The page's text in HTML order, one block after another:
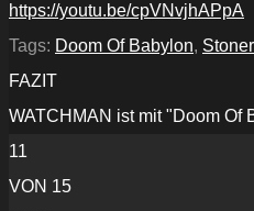
https://youtu.be/cpVNvjhAPpA
Tags: Doom Of Babylon,
FAZIT
WATCHMAN ist mit "Doom Of
11
VON 15